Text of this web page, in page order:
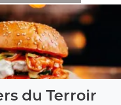
du Terroir